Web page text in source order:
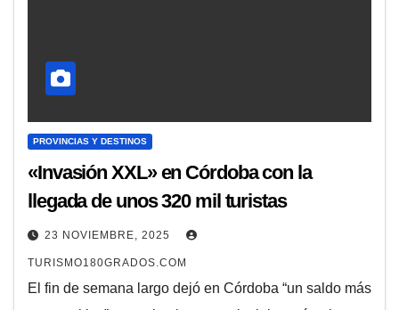
PROVINCIAS Y DESTINOS
«Invasión XXL» en Córdoba con la
llegada de unos 320 mil turistas
23 NOVIEMBRE, 2025
TURISMO180GRADOS.COM
El fin de semana largo dejó en Córdoba “un saldo más